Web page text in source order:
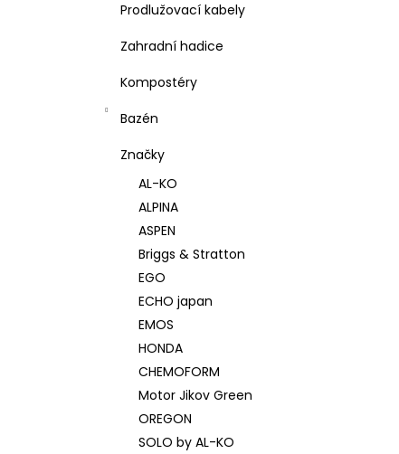
Prodlužovací kabely
Zahradní hadice
Kompostéry
Bazén
Značky
AL-KO
ALPINA
ASPEN
Briggs & Stratton
EGO
ECHO japan
EMOS
HONDA
CHEMOFORM
Motor Jikov Green
OREGON
SOLO by AL-KO